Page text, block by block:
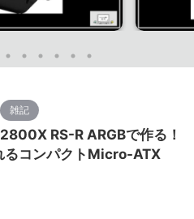
雑記
RS-R ARGBで作る！
るコンパクトMicro-ATX